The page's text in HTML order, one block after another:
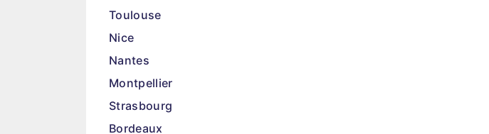
Toulouse
Nice
Nantes
Montpellier
Strasbourg
Bordeaux